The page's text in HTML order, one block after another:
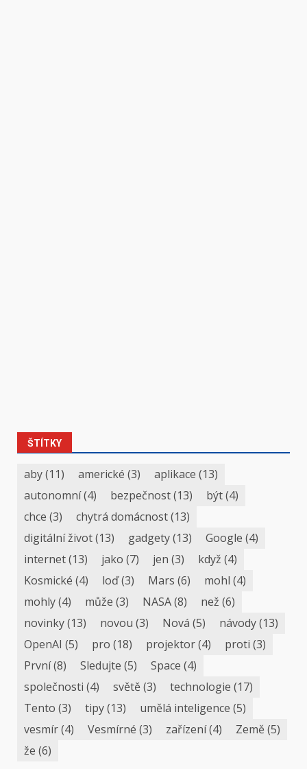
ŠTÍTKY
aby(11) americké (3) aplikace (13)
autonomní(4) bezpečnost(13) být(4)
chce (3) chytrá domácnost(13)
digitální život(13) gadgety(13) Google (4)
internet(13) jako (7) jen (3) když (4)
Kosmické (4) loď(3) Mars (6) mohl (4)
mohly(4) může (3) NASA(8) než (6)
novinky(13) novou (3) Nová (5) návody(13)
OpenAI (5) pro (18) projektor(4) proti (3)
První(8) Sledujte (5) Space (4)
společnosti (4) světě(3) technologie (17)
Tento (3) tipy(13) umělá inteligence (5)
vesmír(4) Vesmírné (3) zařízení(4) Země(5)
že (6)